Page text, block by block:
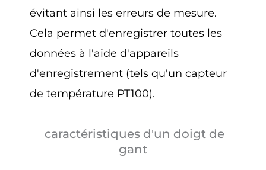
évitant ainsi les erreurs de mesure.
Cela permet d'enregistrer toutes les
données à l'aide d'appareils
d'enregistrement (tels qu'un capteur
de température PT100).
caractéristiques d'un doigt de
gant